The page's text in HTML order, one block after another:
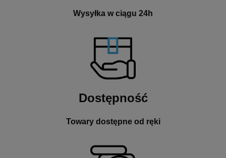
Wysyłka w ciągu 24h
Dostępność
Towary dostępne od ręki